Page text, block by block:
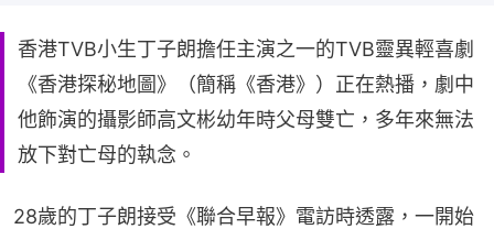
香港TVB小生丁子朗擔任主演之一的TVB靈異輕喜劇
《香港探秘地圖》（簡稱《香港》）正在熱播，劇中
他飾演的攝影師高文彬幼年時父母雙亡，多年來無法
放下對亡母的執念。
28歲的丁子朗接受《聯合早報》電訪時透露，一開始